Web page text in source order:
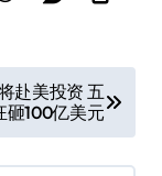
赴美投资 五
砸100亿美元